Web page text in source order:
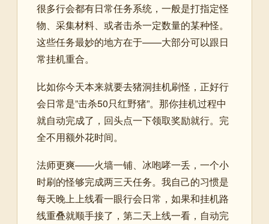
很多行会都有日常任务系统，一般是打指定怪
物、采集材料、或者击杀一定数量的某种怪。
这些任务最妙的地方在于——大部分可以跟日
常挂机重合。
比如你今天本来就要去猪洞挂机刷怪，正好行
会日常是”击杀50只红野猪”。那你挂机过程中
就自动完成了，回头点一下领取奖励就行。完
全不用额外花时间。
法师更爽——火墙一铺、冰咆哮一丢，一个小
时刷的怪够完成两三天任务。我自己的习惯是
每天晚上上线看一眼行会日常，如果和挂机路
线重叠就顺手接了，第二天上线一看，自动完